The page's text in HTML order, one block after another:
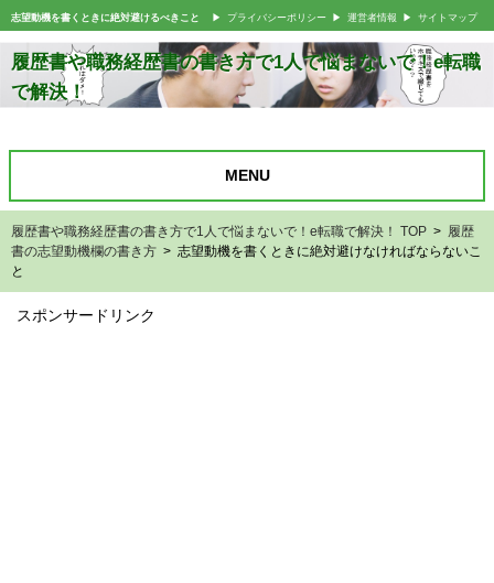
志望動機を書くときに絶対避けるべきこと プライバシーポリシー 運営者情報 サイトマップ
履歴書や職務経歴書の書き方で1人で悩まないで！e転職
で解決！
MENU
履歴書や職務経歴書の書き方で1人で悩まないで！e転職で解決！ TOP > 履歴
書の志望動機欄の書き方 > 志望動機を書くときに絶対避けなければならないこ
と
スポンサードリンク